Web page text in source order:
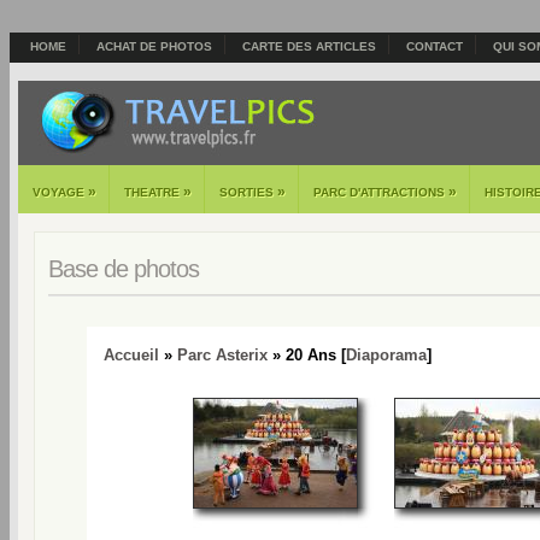
HOME ACHAT DE PHOTOS CARTE DES ARTICLES CONTACT QUI
VOYAGE » THEATRE » SORTIES » PARC D'ATTRACTIONS »
Base de photos
Accueil » Parc Asterix » 20 Ans [Diaporama]